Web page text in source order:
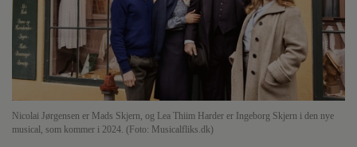
Nicolai Jørgensen er Mads Skjern, og Lea Thiim Harder er Ingeborg Skjern i den nye
musical, som kommer i 2024. (Foto: Musicalfliks.dk)